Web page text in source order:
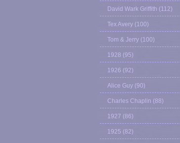
David Wark Griffith (112)
Tex Avery (100)
Tom & Jerry (100)
1928 (95)
1926 (92)
Alice Guy (90)
Charles Chaplin (88)
1927 (86)
1925 (82)